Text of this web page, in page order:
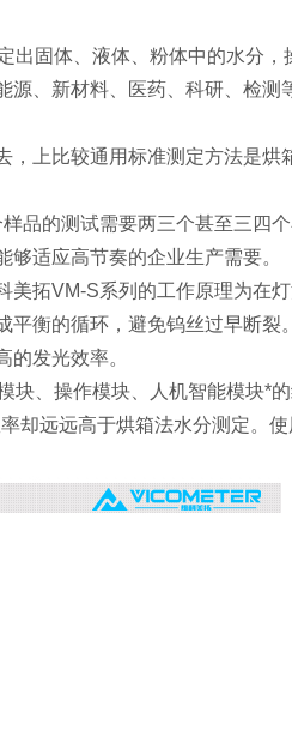
出固体、液体、粉体中的水分，
源、新材料、医药、科研、检测
上比较通用标准测定方法是烘
品的测试需要两三个甚至三四
适应高节奏的企业生产需要。
拓VM-S系列的工作原理为在
平衡的循环，避免钨丝过早断裂
发光效率。
块、操作模块、人机智能模块*
却远远高于烘箱法水分测定。